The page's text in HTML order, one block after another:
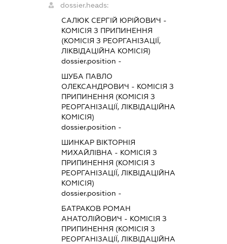
dossier.heads:
САЛЮК СЕРГІЙ ЮРІЙОВИЧ -
КОМІСІЯ З ПРИПИНЕННЯ
(КОМІСІЯ З РЕОРГАНІЗАЦІЇ,
ЛІКВІДАЦІЙНА КОМІСІЯ)
dossier.position -
ШУБА ПАВЛО
ОЛЕКСАНДРОВИЧ - КОМІСІЯ З
ПРИПИНЕННЯ (КОМІСІЯ З
РЕОРГАНІЗАЦІЇ, ЛІКВІДАЦІЙНА
КОМІСІЯ)
dossier.position -
ШИНКАР ВІКТОРНІЯ
МИХАЙЛІВНА - КОМІСІЯ З
ПРИПИНЕННЯ (КОМІСІЯ З
РЕОРГАНІЗАЦІЇ, ЛІКВІДАЦІЙНА
КОМІСІЯ)
dossier.position -
БАТРАКОВ РОМАН
АНАТОЛІЙОВИЧ - КОМІСІЯ З
ПРИПИНЕННЯ (КОМІСІЯ З
РЕОРГАНІЗАЦІЇ, ЛІКВІДАЦІЙНА